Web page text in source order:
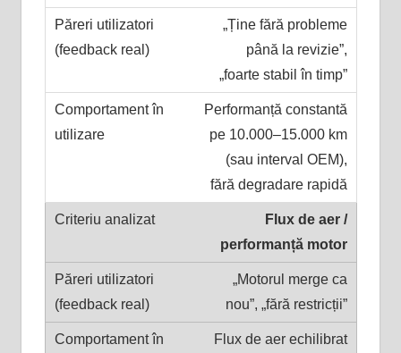
„Ține fără probleme
până la revizie”,
„foarte stabil în timp”
Performanță constantă
pe 10.000–15.000 km
(sau interval OEM),
fără degradare rapidă
Flux de aer /
performanță motor
„Motorul merge ca
nou”, „fără restricții”
Flux de aer echilibrat